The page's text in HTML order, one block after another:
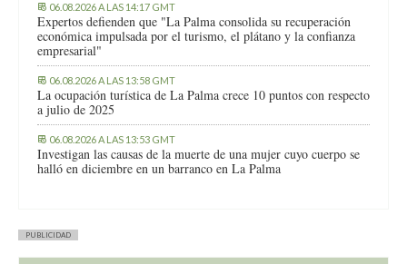
06.08.2026 A LAS 14:17 GMT
Expertos defienden que "La Palma consolida su recuperación
económica impulsada por el turismo, el plátano y la confianza
empresarial"
06.08.2026 A LAS 13:58 GMT
La ocupación turística de La Palma crece 10 puntos con respecto
a julio de 2025
06.08.2026 A LAS 13:53 GMT
Investigan las causas de la muerte de una mujer cuyo cuerpo se
halló en diciembre en un barranco en La Palma
PUBLICIDAD